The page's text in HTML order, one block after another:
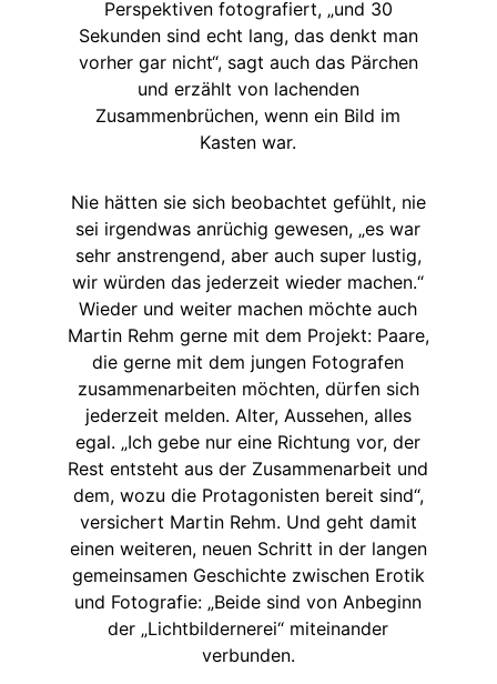
Perspektiven fotografiert, „und 30
Sekunden sind echt lang, das denkt man
vorher gar nicht“, sagt auch das Pärchen
und erzählt von lachenden
Zusammenbrüchen, wenn ein Bild im
Kasten war.
Nie hätten sie sich beobachtet gefühlt, nie
sei irgendwas anrüchig gewesen, „es war
sehr anstrengend, aber auch super lustig,
wir würden das jederzeit wieder machen.“
Wieder und weiter machen möchte auch
Martin Rehm gerne mit dem Projekt: Paare,
die gerne mit dem jungen Fotografen
zusammenarbeiten möchten, dürfen sich
jederzeit melden. Alter, Aussehen, alles
egal. „Ich gebe nur eine Richtung vor, der
Rest entsteht aus der Zusammenarbeit und
dem, wozu die Protagonisten bereit sind“,
versichert Martin Rehm. Und geht damit
einen weiteren, neuen Schritt in der langen
gemeinsamen Geschichte zwischen Erotik
und Fotografie: „Beide sind von Anbeginn
der „Lichtbildernerei“ miteinander
verbunden.